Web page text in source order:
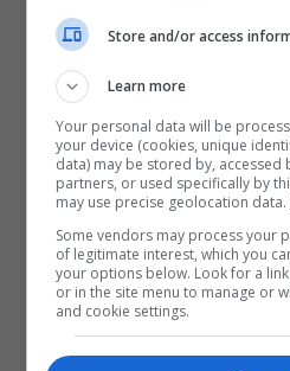
Store and/or access
Learn more
Your personal data will be
your device (cookies, unique
data) may be stored by, accessed
partners, or used specifically by
may use precise geolocation data.
Some vendors may process your
of legitimate interest, which you
your options below. Look for a
or in the site menu to manage or
and cookie settings.